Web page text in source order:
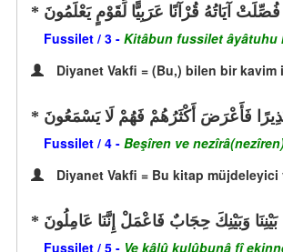
آيَاتُهُ قُرْآنًا عَرَبِيًّا لِّقَوْمٍ يَعْلَمُونَ
Fussilet / 3 - Kitâbun fussilet âyâtuhu
Diyanet Vakfi = (Bu,) bilen bir kavim
فَأَعْرَضَ أَكْثَرُهُمْ فَهُمْ لَا يَسْمَعُونَ
Fussilet / 4 - Beşîren ve
Diyanet Vakfi = Bu kitap müjdeleyici
بَيْنِنَا وَبَيْنِكَ حِجَابٌ فَاعْمَلْ إِنَّنَا عَامِلُونَ
Fussilet / 5 - Ve kâlû kulûbunâ fî